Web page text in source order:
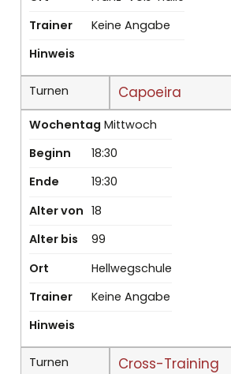
Trainer
Keine Angabe
Hinweis
Turnen Capoeira
Wochentag Mittwoch
Beginn
18:30
Ende
19:30
Alter von 18
Alter bis
99
Ort
Hellwegschule
Trainer
Keine Angabe
Hinweis
Turnen Cross-Training